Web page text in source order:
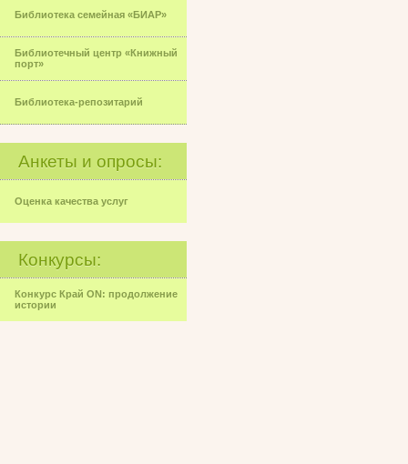
Библиотека семейная «БИАР»
Библиотечный центр «Книжный
порт»
Библиотека-репозитарий
Анкеты и опросы:
Оценка качества услуг
Конкурсы:
Конкурс Край ON: продолжение
истории